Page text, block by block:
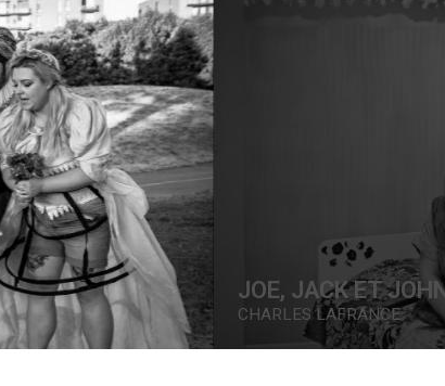
OMBRES FOLLES
JEAN-MICHAEL SEMINARO